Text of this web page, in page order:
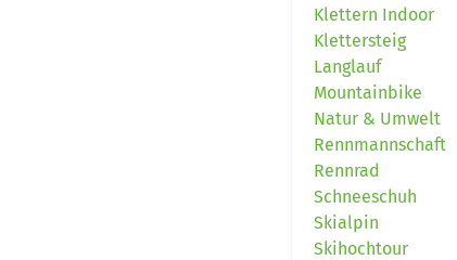
Klettern Indoor
Klettersteig
Langlauf
Mountainbike
Natur & Umwelt
Rennmannschaft
Rennrad
Schneeschuh
Skialpin
Skihochtour